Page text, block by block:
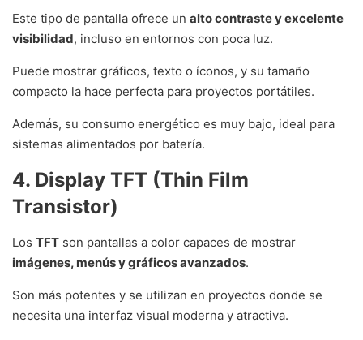
Este tipo de pantalla ofrece un alto contraste y excelente
visibilidad, incluso en entornos con poca luz.
Puede mostrar gráficos, texto o íconos, y su tamaño
compacto la hace perfecta para proyectos portátiles.
Además, su consumo energético es muy bajo, ideal para
sistemas alimentados por batería.
4. Display TFT (Thin Film
Transistor)
Los TFT son pantallas a color capaces de mostrar
imágenes, menús y gráficos avanzados.
Son más potentes y se utilizan en proyectos donde se
necesita una interfaz visual moderna y atractiva.